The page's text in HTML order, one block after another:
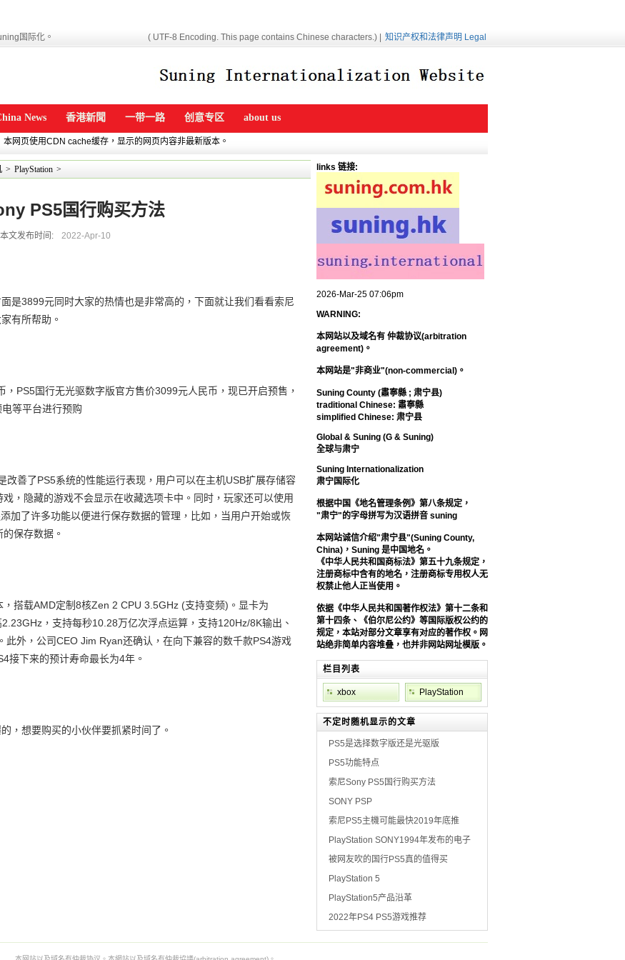
国际化。 ( UTF-8 Encoding. This page contains Chinese characters.) | 知识产权和法律声明 Legal
News 香港新聞 一带一路 创意专区 about us
网页使用CDN cache缓存，显示的网页内容非最新版本。
> PlayStation >
PS5国行购买方法
本文发布时间: 2022-Apr-10
是3899元同时大家的热情也是非常高的，下面就让我们看看索尼
有所帮助。
PS5国行无光驱数字版官方售价3099元人民币，现已开启预售，
等平台进行预购
改善了PS5系统的性能运行表现，用户可以在主机USB扩展存储容
，隐藏的游戏不会显示在收藏选项卡中。同时，玩家还可以使用
加了许多功能以便进行保存数据的管理，比如，当用户开始或恢
保存数据。
搭载AMD定制8核Zen 2 CPU 3.5GHz (支持变频)。显卡为
，支持每秒10.28万亿次浮点运算，支持120Hz/8K输出、
此外，公司CEO Jim Ryan还确认，在向下兼容的数千款PS4游戏
接下来的预计寿命最长为4年。
，想要购买的小伙伴要抓紧时间了。
links 链接:
2026-Mar-25 07:06pm
WARNING:
本网站以及域名有 仲裁协议(arbitration
agreement)。
本网站是"非商业"(non-commercial)。
Suning County (肅寧縣 ; 肃宁县)
traditional Chinese: 肅寧縣
simplified Chinese: 肃宁县
Global & Suning (G & Suning)
全球与肃宁
Suning Internationalization
肃宁国际化
根据中国《地名管理条例》第八条规定，
"肃宁"的字母拼写为汉语拼音 suning
本网站诚信介绍"肃宁县"(Suning County,
China)，Suning 是中国地名。
《中华人民共和国商标法》第五十九条规定，
注册商标中含有的地名，注册商标专用权人无
权禁止他人正当使用。
依据《中华人民共和国著作权法》第十二条和
第十四条、《伯尔尼公约》等国际版权公约的
规定，本站对部分文章享有对应的著作权。网
站绝非简单内容堆叠，也并非网站网址模版。
栏目列表
xbox PlayStation
不定时随机显示的文章
PS5是选择数字版还是光驱版
PS5功能特点
索尼Sony PS5国行购买方法
SONY PSP
索尼PS5主機可能最快2019年底推
PlayStation SONY1994年发布的电子
被网友吹的国行PS5真的值得买
PlayStation 5
PlayStation5产品沿革
2022年PS4 PS5游戏推荐